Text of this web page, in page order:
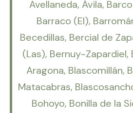
Avellaneda, Ávila,
Barraco (El),
Becedillas, Bercial de
(Las), Bernuy-
Aragona, Blascomillán,
Matacabras,
Bohoyo, Bonilla de la